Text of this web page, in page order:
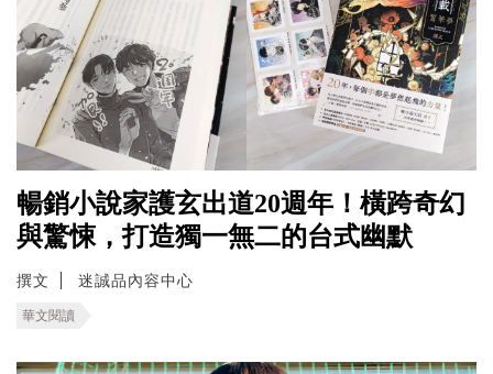
暢銷小說家護玄出道20週年！橫跨奇幻
與驚悚，打造獨一無二的台式幽默
撰文 迷誠品內容中心
華文閱讀